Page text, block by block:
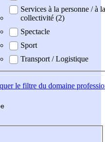
Services à la personne / à la
collectivité (2)
Spectacle
Sport
Transport / Logistique
le filtre du domaine